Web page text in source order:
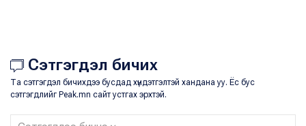
Сэтгэгдэл бичих
Та сэтгэгдэл бичихдээ бусдад хүндэтгэлтэй хандана уу. Ёс бус
сэтгэгдлийг Peak.mn сайт устгах эрхтэй.